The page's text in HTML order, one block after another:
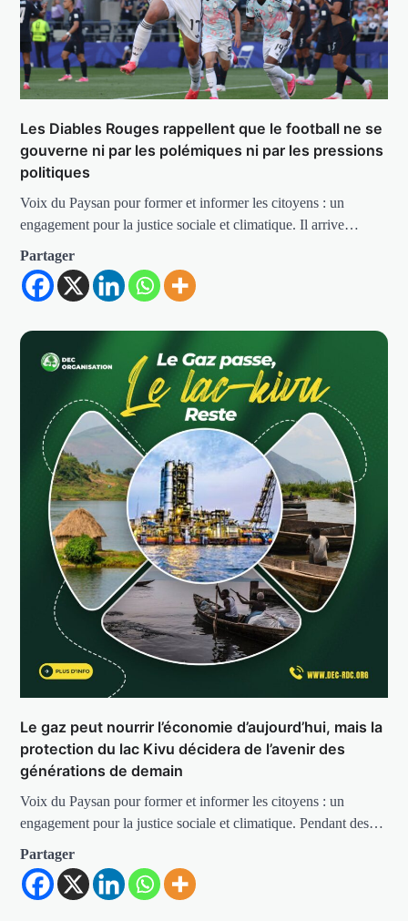
Les Diables Rouges rappellent que le football ne se
gouverne ni par les polémiques ni par les pressions
politiques
Voix du Paysan pour former et informer les citoyens : un
engagement pour la justice sociale et climatique. Il arrive…
Partager
Le gaz peut nourrir l’économie d’aujourd’hui, mais la
protection du lac Kivu décidera de l’avenir des
générations de demain
Voix du Paysan pour former et informer les citoyens : un
engagement pour la justice sociale et climatique. Pendant des…
Partager